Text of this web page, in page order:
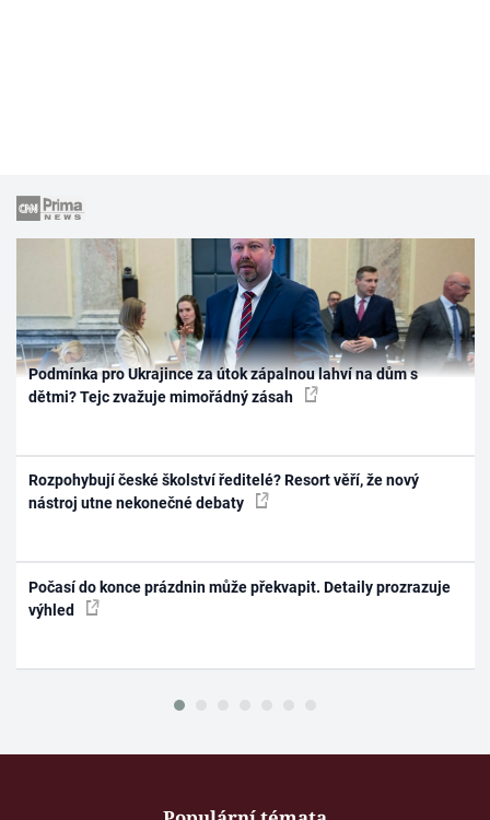
Podmínka pro Ukrajince za útok zápalnou lahví na dům s
dětmi? Tejc zvažuje mimořádný zásah
Rozpohybují české školství ředitelé? Resort věří, že nový
nástroj utne nekonečné debaty
Počasí do konce prázdnin může překvapit. Detaily prozrazuje
výhled